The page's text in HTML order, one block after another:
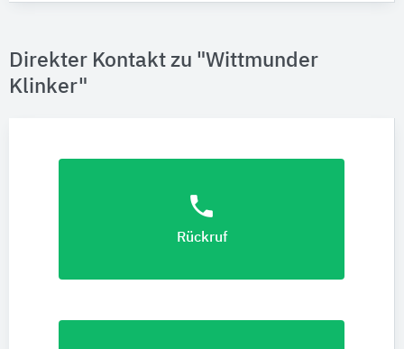
Direkter Kontakt zu "Wittmunder
Klinker"
phone
Rückruf